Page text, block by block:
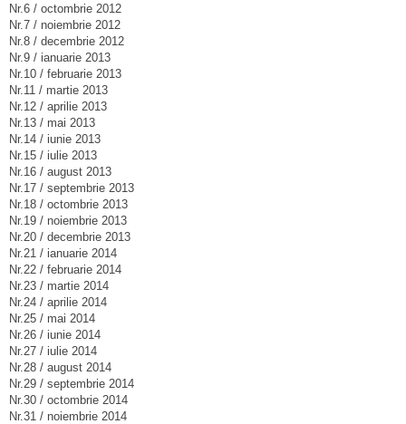
Nr.6 / octombrie 2012
Nr.7 / noiembrie 2012
Nr.8 / decembrie 2012
Nr.9 / ianuarie 2013
Nr.10 / februarie 2013
Nr.11 / martie 2013
Nr.12 / aprilie 2013
Nr.13 / mai 2013
Nr.14 / iunie 2013
Nr.15 / iulie 2013
Nr.16 / august 2013
Nr.17 / septembrie 2013
Nr.18 / octombrie 2013
Nr.19 / noiembrie 2013
Nr.20 / decembrie 2013
Nr.21 / ianuarie 2014
Nr.22 / februarie 2014
Nr.23 / martie 2014
Nr.24 / aprilie 2014
Nr.25 / mai 2014
Nr.26 / iunie 2014
Nr.27 / iulie 2014
Nr.28 / august 2014
Nr.29 / septembrie 2014
Nr.30 / octombrie 2014
Nr.31 / noiembrie 2014